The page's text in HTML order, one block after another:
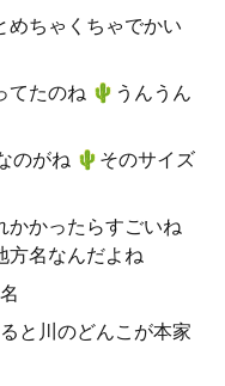
ちゃくちゃでかい
たのね 🌵️うんうん
のがね 🌵️そのサイズ
かったらすごいね
方名なんだよね
と川のどんこが本家